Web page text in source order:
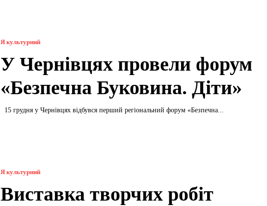
Я культурний
У Чернівцях провели форум
«Безпечна Буковина. Діти»
15 грудня у Чернівцях відбувся перший регіональний форум «Безпечна...
Я культурний
Виставка творчих робіт